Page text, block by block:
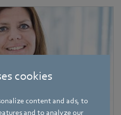
cookies
content and ads, to
and to analyze our